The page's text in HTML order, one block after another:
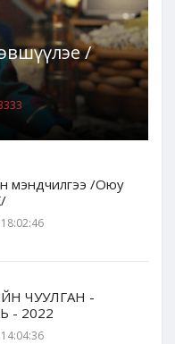
/
мэндчилгээ /Оюу
ЧУУЛГАН -
- 2022